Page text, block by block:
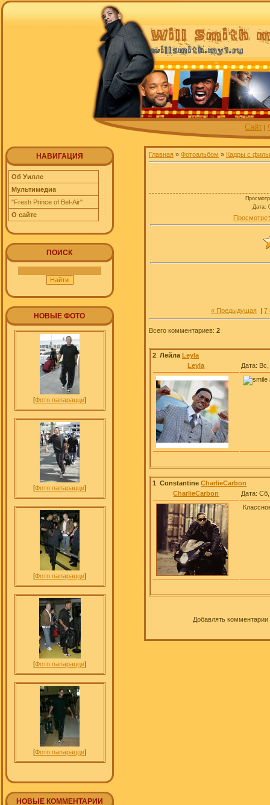
Сайт |
НАВИГАЦИЯ
Об Уилле
Мультимедиа
"Fresh Prince of Bel-Air"
О сайте
ПОИСК
НОВЫЕ ФОТО
[Фото папарацци]
[Фото папарацци]
[Фото папарацци]
[Фото папарацци]
[Фото папарацци]
НОВЫЕ КОММЕНТАРИИ
Главная » Фотоальбом » Кадры с
Дата:
« Предыдущая | 7
Всего комментариев: 2
2 Лейла Leyla
Leyla
Дата:
1 Constantine CharlieCarbon
CharlieCarbon
Дата:
Добавлять комментарии